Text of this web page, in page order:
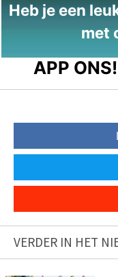
Heb je een
met
APP ONS!
VERDER IN HET